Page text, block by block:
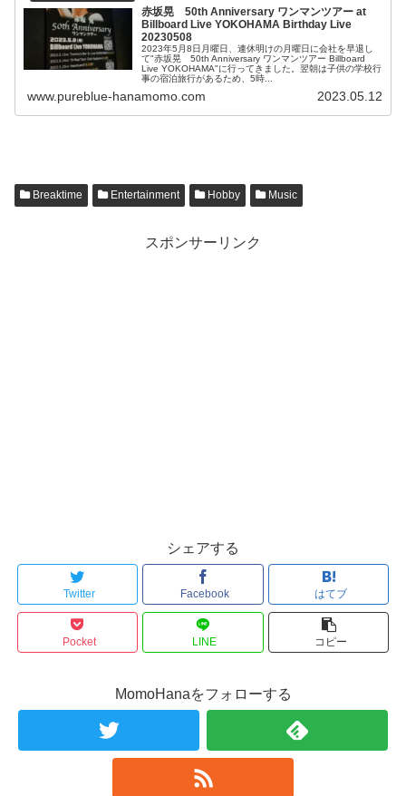
赤坂晃 50th Anniversary ワンマンツアー at
Billboard Live YOKOHAMA Birthday Live
20230508
2023年5月8日月曜日、連休明けの月曜日に会社を早退し
て"赤坂晃 50th Anniversary ワンマンツアー Billboard
Live YOKOHAMA"に行ってきました。翌朝は子供の学校行
事の宿泊旅行があるため、5時...
www.pureblue-hanamomo.com 2023.05.12
Breaktime Entertainment Hobby Music
スポンサーリンク
シェアする
Twitter Facebook はてブ
Pocket LINE コピー
MomoHanaをフォローする